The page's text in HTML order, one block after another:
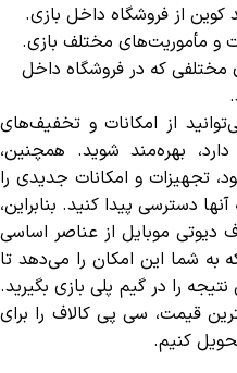
کوین از فروشگاه داخل بازی.
و مأموریت‌های مختلف بازی.
مختلفی که در فروشگاه داخل
از امکانات و تخفیف‌های
بهره‌مند شوید. همچنین،
تجهیزات و امکانات جدیدی را
دسترسی پیدا کنید. بنابراین،
دیوتی موبایل از عناصر اساسی
به شما این امکان را می‌دهد تا
را در گیم پلی بازی بگیرید.
قیمت، سی پی کالاف را برای
کنیم.